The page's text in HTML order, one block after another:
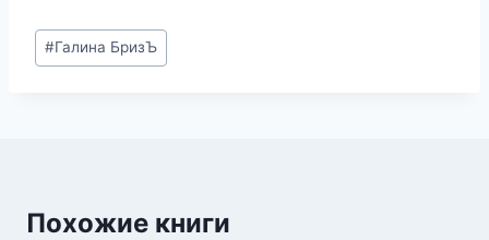
Метки
записи:
#Галина БризЪ
Похожие книги